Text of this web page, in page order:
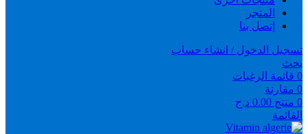
المتجر
إتصل بنا
تسجيل الدخول / انشاء حساب
بحث
0 قائمة الرغبات
0 مقارنة
0 منتج 0.00 د.ج
القائمة